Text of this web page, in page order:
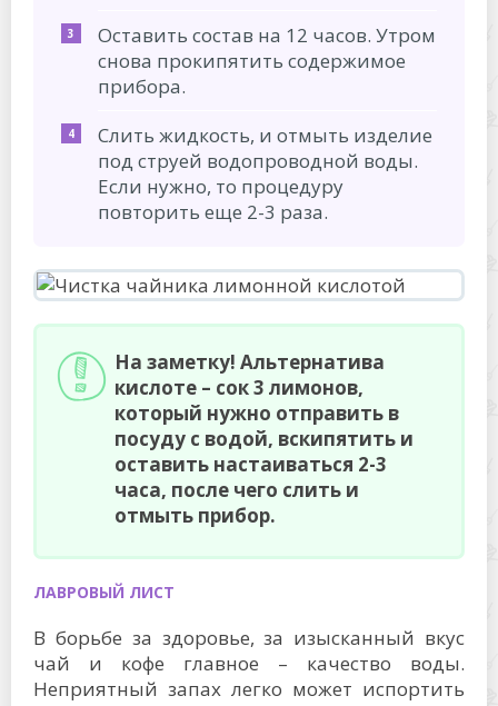
Оставить состав на 12 часов. Утром
снова прокипятить содержимое
прибора.
Слить жидкость, и отмыть изделие
под струей водопроводной воды.
Если нужно, то процедуру
повторить еще 2-3 раза.
На заметку! Альтернатива
кислоте – сок 3 лимонов,
который нужно отправить в
посуду с водой, вскипятить и
оставить настаиваться 2-3
часа, после чего слить и
отмыть прибор.
ЛАВРОВЫЙ ЛИСТ
В борьбе за здоровье, за изысканный вкус
чай и кофе главное – качество воды.
Неприятный запах легко может испортить